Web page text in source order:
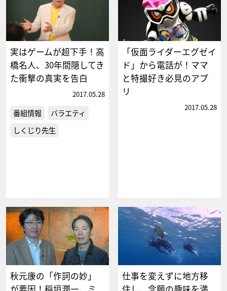
実はゲームが超下手！高
橋名人、30年間隠してき
た衝撃の真実を告白
2017.05.28
番組情報
バラエティ
しくじり先生
「仮面ライダーエグゼイ
ド」から電話が！ママ
と特撮好き必見のアプ
リ
2017.05.28
秋元康の「作詞の妙」
仕事を変えずに地方移